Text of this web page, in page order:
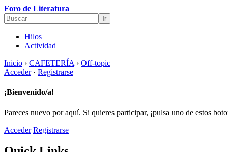
Foro de Literatura
Hilos
Actividad
Inicio › CAFETERÍA › Off-topic
Acceder · Registrarse
¡Bienvenido/a!
Pareces nuevo por aquí. Si quieres participar, ¡pulsa uno de estos
Acceder Registrarse